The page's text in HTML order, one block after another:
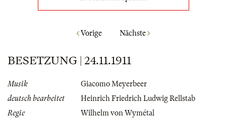
Vorige Nächste
BESETZUNG | 24.11.1911
Musik
Giacomo Meyerbeer
deutsch bearbeitet
Heinrich Friedrich Ludwig Rellstab
Regie
Wilhelm von Wymétal